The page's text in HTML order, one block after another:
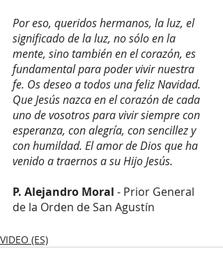
Por eso, queridos hermanos, la luz, el
significado de la luz, no sólo en la
mente, sino también en el corazón, es
fundamental para poder vivir nuestra
fe. Os deseo a todos una feliz Navidad.
Que Jesús nazca en el corazón de cada
uno de vosotros para vivir siempre con
esperanza, con alegría, con sencillez y
con humildad. El amor de Dios que ha
venido a traernos a su Hijo Jesús.
P. Alejandro Moral - Prior General
de la Orden de San Agustín
VIDEO (ES)